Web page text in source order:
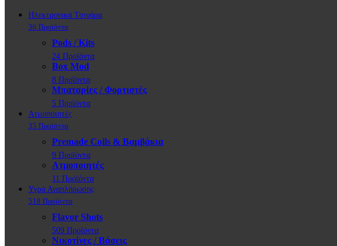
Ηλεκτρονικά Τσιγάρα
36 Προϊόντα
Pods / Kits
24 Προϊόντα
Box Mod
8 Προϊόντα
Μπαταρίες / Φορτιστές
5 Προϊόντα
Ατμοποιητές
35 Προϊόντα
Premade Coils & Βαμβάκια
9 Προϊόντα
Ατμοποιητές
11 Προϊόντα
Υγρά Αναπλήρωσης
518 Προϊόντα
Flavor Shots
509 Προϊόντα
Νικοτίνες / Βάσεις